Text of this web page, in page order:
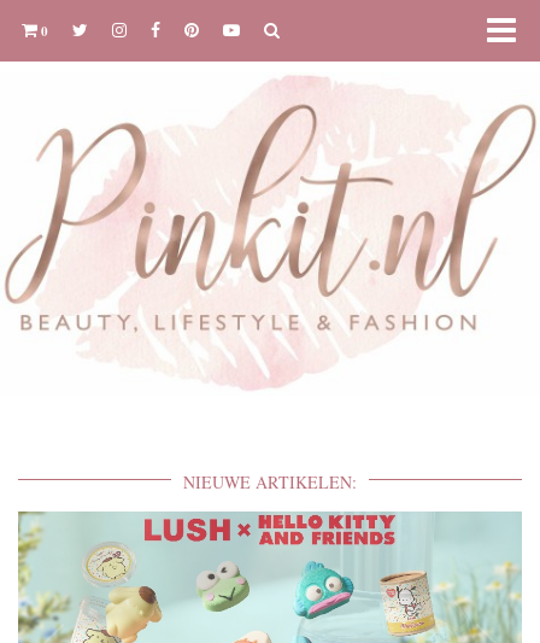
0
NIEUWE ARTIKELEN: